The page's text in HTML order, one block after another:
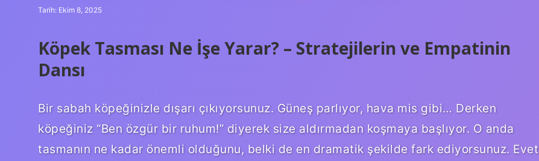
Tarih: Ekim 8, 2025
Köpek Tasması Ne İşe Yarar? – Stratejilerin ve Empatinin
Dansı
Bir sabah köpeğinizle dışarı çıkıyorsunuz. Güneş parlıyor, hava mis gibi… Derken
köpeğiniz “Ben özgür bir ruhum!” diyerek size aldırmadan koşmaya başlıyor. O anda
tasmanın ne kadar önemli olduğunu, belki de en dramatik şekilde fark ediyorsunuz. Evet